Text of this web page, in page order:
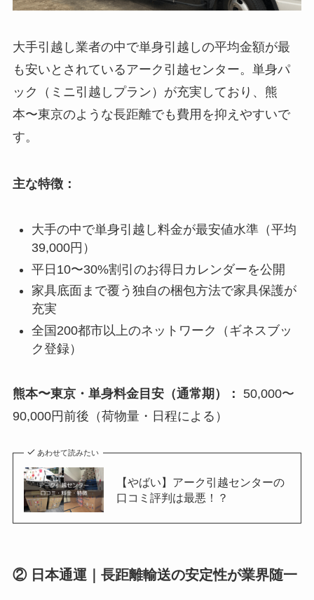
大手引越し業者の中で単身引越しの平均金額が最
も安いとされているアーク引越センター。単身パ
ック（ミニ引越しプラン）が充実しており、熊
本〜東京のような長距離でも費用を抑えやすいで
す。
主な特徴：
大手の中で単身引越し料金が最安値水準（平均
39,000円）
平日10〜30%割引のお得日カレンダーを公開
家具底面まで覆う独自の梱包方法で家具保護が
充実
全国200都市以上のネットワーク（ギネスブッ
ク登録）
熊本〜東京・単身料金目安（通常期）：
50,000〜
90,000円前後（荷物量・日程による）
あわせて読みたい
【やばい】アーク引越センターの
口コミ評判は最悪！？
② 日本通運｜長距離輸送の安定性が業界随一